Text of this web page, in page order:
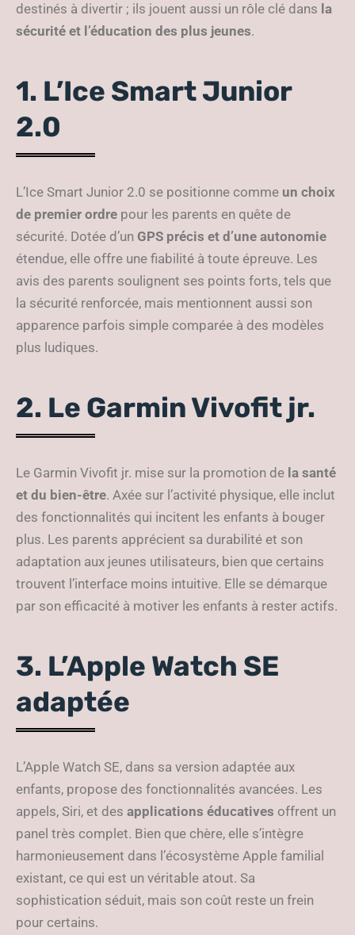
destinés à divertir ; ils jouent aussi un rôle clé dans la
sécurité et l’éducation des plus jeunes.
1. L’Ice Smart Junior
2.0
L’Ice Smart Junior 2.0 se positionne comme un choix
de premier ordre pour les parents en quête de
sécurité. Dotée d’un GPS précis et d’une autonomie
étendue, elle offre une fiabilité à toute épreuve. Les
avis des parents soulignent ses points forts, tels que
la sécurité renforcée, mais mentionnent aussi son
apparence parfois simple comparée à des modèles
plus ludiques.
2. Le Garmin Vivofit jr.
Le Garmin Vivofit jr. mise sur la promotion de la santé
et du bien-être. Axée sur l’activité physique, elle inclut
des fonctionnalités qui incitent les enfants à bouger
plus. Les parents apprécient sa durabilité et son
adaptation aux jeunes utilisateurs, bien que certains
trouvent l’interface moins intuitive. Elle se démarque
par son efficacité à motiver les enfants à rester actifs.
3. L’Apple Watch SE
adaptée
L’Apple Watch SE, dans sa version adaptée aux
enfants, propose des fonctionnalités avancées. Les
appels, Siri, et des applications éducatives offrent un
panel très complet. Bien que chère, elle s’intègre
harmonieusement dans l’écosystème Apple familial
existant, ce qui est un véritable atout. Sa
sophistication séduit, mais son coût reste un frein
pour certains.